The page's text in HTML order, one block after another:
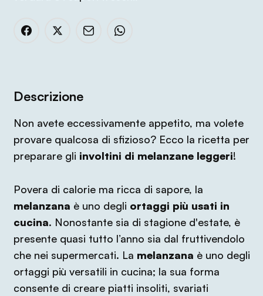
Descrizione
Non avete eccessivamente appetito, ma volete
provare qualcosa di sfizioso? Ecco la ricetta per
preparare gli involtini di melanzane leggeri!
Povera di calorie ma ricca di sapore, la
melanzana è uno degli ortaggi più usati in
cucina. Nonostante sia di stagione d'estate, è
presente quasi tutto l’anno sia dal fruttivendolo
che nei supermercati. La melanzana è uno degli
ortaggi più versatili in cucina; la sua forma
consente di creare piatti insoliti, svariati